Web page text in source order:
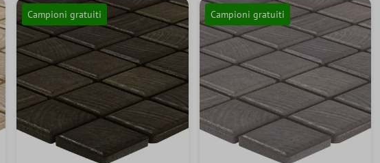
Campioni gratuiti Campioni gratuiti